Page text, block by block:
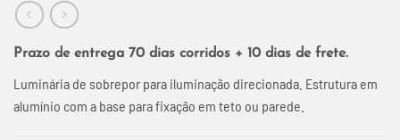
Prazo de entrega 70 dias corridos + 10 dias de frete.
Luminária de sobrepor para iluminação direcionada. Estrutura em
alumínio com a base para fixação em teto ou parede.